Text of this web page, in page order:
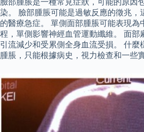
臉部腫脹是一種常見症狀，可能的原因
染。 臉部腫脹可能是過敏反應的徵兆，
的醫療急症。 單側面部腫脹可能表現為
程，單側影響神經血管運動纖維。 面部
引流減少和受累側全身血流受損。 什麼
腫脹，只能根據病史，視力檢查和一些